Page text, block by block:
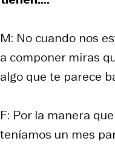
M: No cuando nos
a componer miras
algo que te parece
F: Por la manera
teníamos un mes